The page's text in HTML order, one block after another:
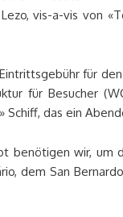
vis-a-vis von
für
für Besucher
Schiff, das ein
benötigen wir, um
dem San